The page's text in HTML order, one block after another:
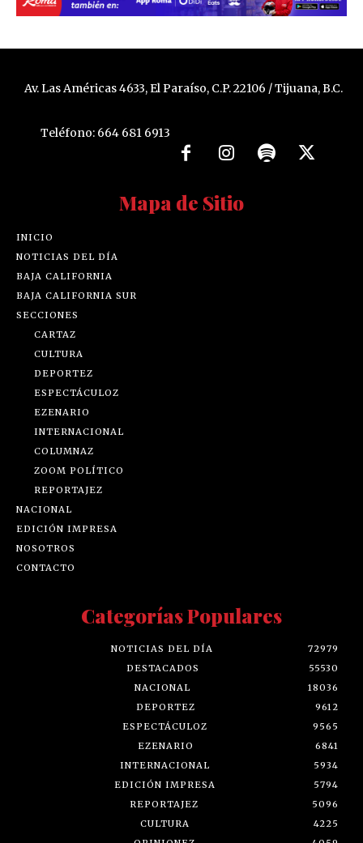
Av. Las Américas 4633, El Paraíso, C.P. 22106 / Tijuana, B.C.
Teléfono: 664 681 6913
Mapa de Sitio
INICIO
NOTICIAS DEL DÍA
BAJA CALIFORNIA
BAJA CALIFORNIA SUR
SECCIONES
CARTAZ
CULTURA
DEPORTEZ
ESPECTÁCULOZ
EZENARIO
INTERNACIONAL
COLUMNAZ
ZOOM POLÍTICO
REPORTAJEZ
NACIONAL
EDICIÓN IMPRESA
NOSOTROS
CONTACTO
Categorías Populares
NOTICIAS DEL DÍA
72979
DESTACADOS
55530
NACIONAL
18036
DEPORTEZ
9612
ESPECTÁCULOZ
9565
EZENARIO
6841
INTERNACIONAL
5934
EDICIÓN IMPRESA
5794
REPORTAJEZ
5096
CULTURA
4225